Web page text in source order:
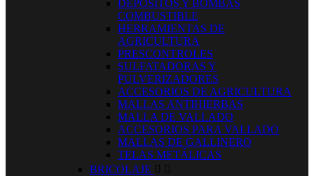
DEPÓSITOS Y BOMBAS
COMBUSTIBLE
HERRAMIENTAS DE
AGRICULTURA
PRESCONTROLES
SULFATADORAS Y
PULVERIZADORES
ACCESORIOS DE AGRICULTURA
MALLAS ANTIHIERBAS
MALLA DE VALLADO
ACCESORIOS PARA VALLADO
MALLAS DE GALLINERO
TELAS METÁLICAS
BRICOLAJE  